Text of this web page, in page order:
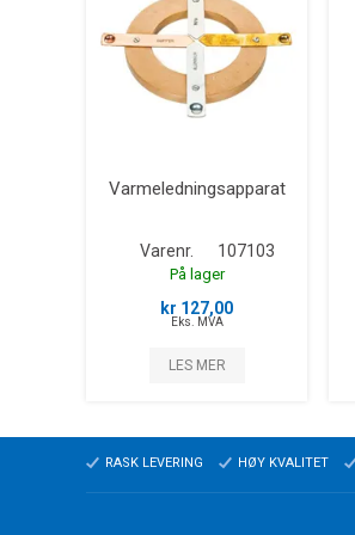
Varmeledningsapparat
Varenr. 107103
På lager
kr 127,00
Eks. MVA
LES MER
RASK LEVERING HØY KVALITET